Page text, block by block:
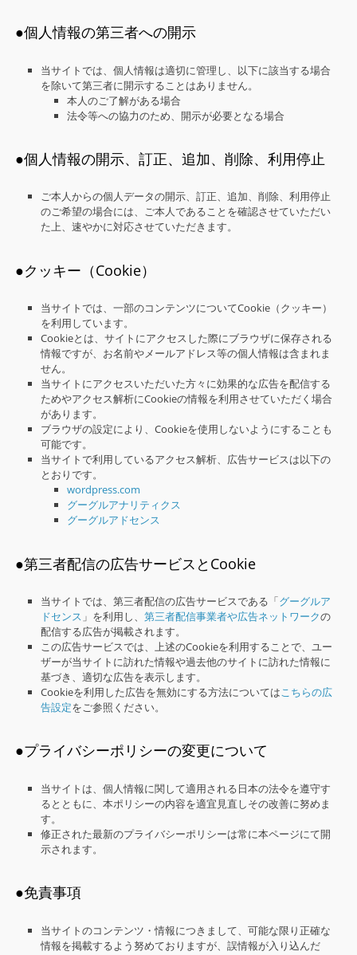
●個人情報の第三者への開示
当サイトでは、個人情報は適切に管理し、以下に該当する場合
を除いて第三者に開示することはありません。
本人のご了解がある場合
法令等への協力のため、開示が必要となる場合
●個人情報の開示、訂正、追加、削除、利用停止
ご本人からの個人データの開示、訂正、追加、削除、利用停止
のご希望の場合には、ご本人であることを確認させていただい
た上、速やかに対応させていただきます。
●クッキー（Cookie）
当サイトでは、一部のコンテンツについてCookie（クッキー）
を利用しています。
Cookieとは、サイトにアクセスした際にブラウザに保存される
情報ですが、お名前やメールアドレス等の個人情報は含まれま
せん。
当サイトにアクセスいただいた方々に効果的な広告を配信する
ためやアクセス解析にCookieの情報を利用させていただく場合
があります。
ブラウザの設定により、Cookieを使用しないようにすることも
可能です。
当サイトで利用しているアクセス解析、広告サービスは以下の
とおりです。
wordpress.com
グーグルアナリティクス
グーグルアドセンス
●第三者配信の広告サービスとCookie
当サイトでは、第三者配信の広告サービスである「グーグルア
ドセンス 」を利用し、第三者配信事業者や広告ネットワークの
配信する広告が掲載されます。
この広告サービスでは、上述のCookieを利用することで、ユー
ザーが当サイトに訪れた情報や過去他のサイトに訪れた情報に
基づき、適切な広告を表示します。
Cookieを利用した広告を無効にする方法についてはこちらの広
告設定をご参照ください。
●プライバシーポリシーの変更について
当サイトは、個人情報に関して適用される日本の法令を遵守す
るとともに、本ポリシーの内容を適宜見直しその改善に努めま
す。
修正された最新のプライバシーポリシーは常に本ページにて開
示されます。
●免責事項
当サイトのコンテンツ・情報につきまして、可能な限り正確な
情報を掲載するよう努めておりますが、誤情報が入り込んだ